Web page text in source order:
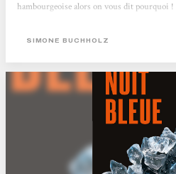
hambourgeoise alors on vous dit pourquoi
la ville de Hambourg, personnage à part
SIMONE BUCHHOLZ